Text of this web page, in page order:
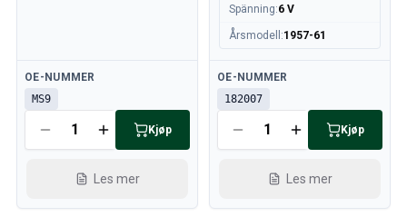
Tilgjengelig
OE-NUMMER
MS9
Kjøp
Les mer
Spänning:6 V
Årsmodell :1957-61
Tilgjengelig
OE-NUMMER
182007
Kjøp
Les mer